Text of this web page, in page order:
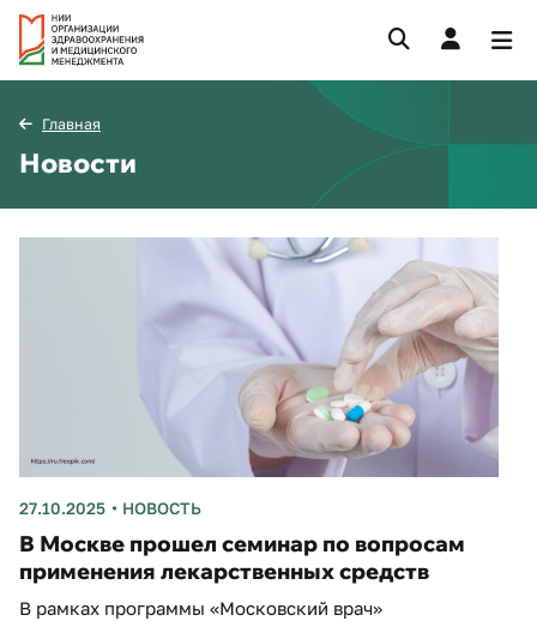
Главная
Новости
27.10.2025 НОВОСТЬ
В Москве прошел семинар по вопросам
применения лекарственных средств
В рамках программы «Московский врач»